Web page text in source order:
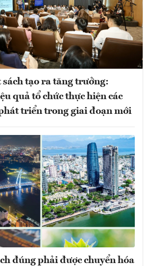
tạo ra tăng trưởng:
quả tổ chức thực hiện các
triển trong giai đoạn mới
đúng phải được chuyển hóa